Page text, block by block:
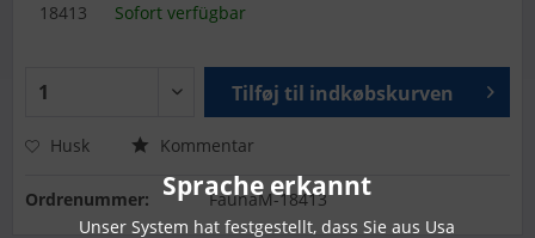
18413
Sofort verfügbar
Tilføj til indkøbskurven
Husk Kommentar
Ordrenummer: FaunaM-18413
Sprache erkannt
Unser System hat festgestellt, dass Sie aus Usa